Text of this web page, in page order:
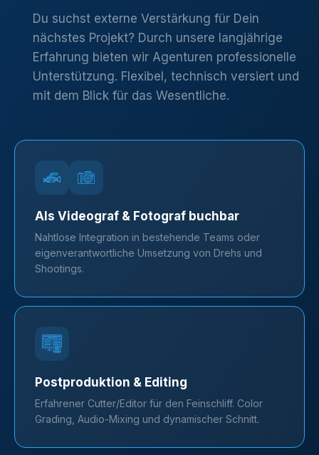
Du suchst externe Verstärkung für Dein
nächstes Projekt? Durch unsere langjährige
Erfahrung bieten wir Agenturen professionelle
Unterstützung. Flexibel, technisch versiert und
mit dem Blick für das Wesentliche.
Als Videograf & Fotograf buchbar
Nahtlose Integration in bestehende Teams oder
eigenverantwortliche Umsetzung von Drehs und
Shootings.
Postproduktion & Editing
Erfahrener Cutter/Editor für den Feinschliff. Color
Grading, Audio-Mixing und dynamischer Schnitt.